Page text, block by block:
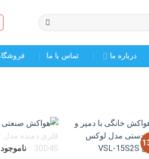
درباره ما تماس با ما
ناموجود